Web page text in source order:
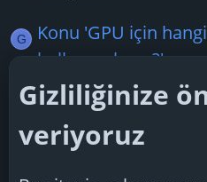
G
Konu 'GPU için
kullanmalıyım?'
geser22 26 Temmuz 2026
Cevaplar: 1
Konu 'R5 5600
yükseltme fikri?'
Gizliliğinize
veriyoruz